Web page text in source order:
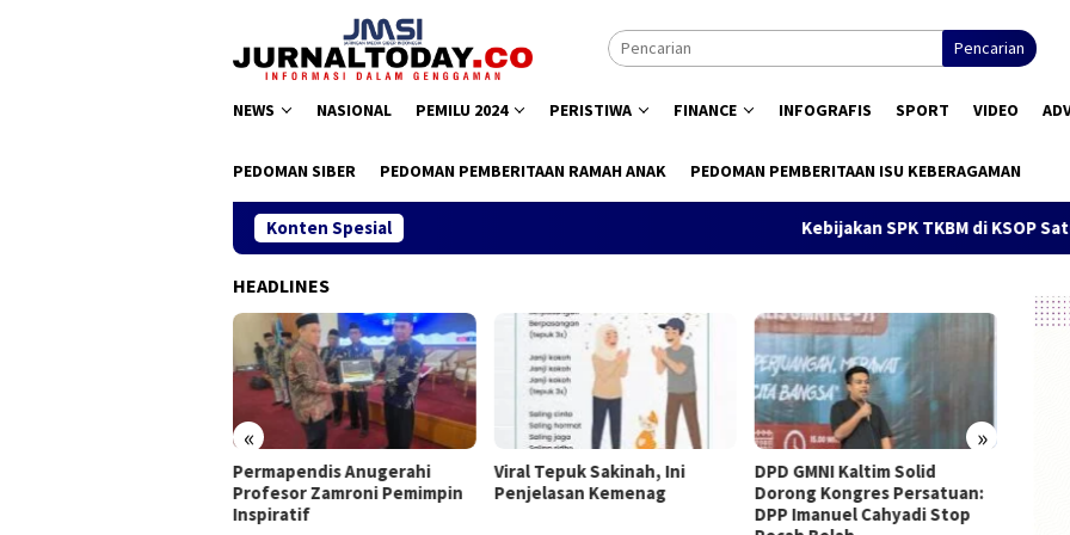
Pencarian
NEWS NASIONAL PEMILU 2024 PERISTIWA FINANCE INFOGRAFIS SPORT VIDEO
PEDOMAN SIBER PEDOMAN PEMBERITAAN RAMAH ANAK PEDOMAN PEMBERITAAN ISU KEBERAGAMAN
Konten Spesial Kebijakan SPK TKBM di KSOP Satui
HEADLINES
« »
Permapendis Anugerahi
Profesor Zamroni Pemimpin
Inspiratif
Viral Tepuk Sakinah, Ini
Penjelasan Kemenag
DPD GMNI Kaltim Solid
Dorong Kongres Persatuan:
DPP Imanuel Cahyadi Stop